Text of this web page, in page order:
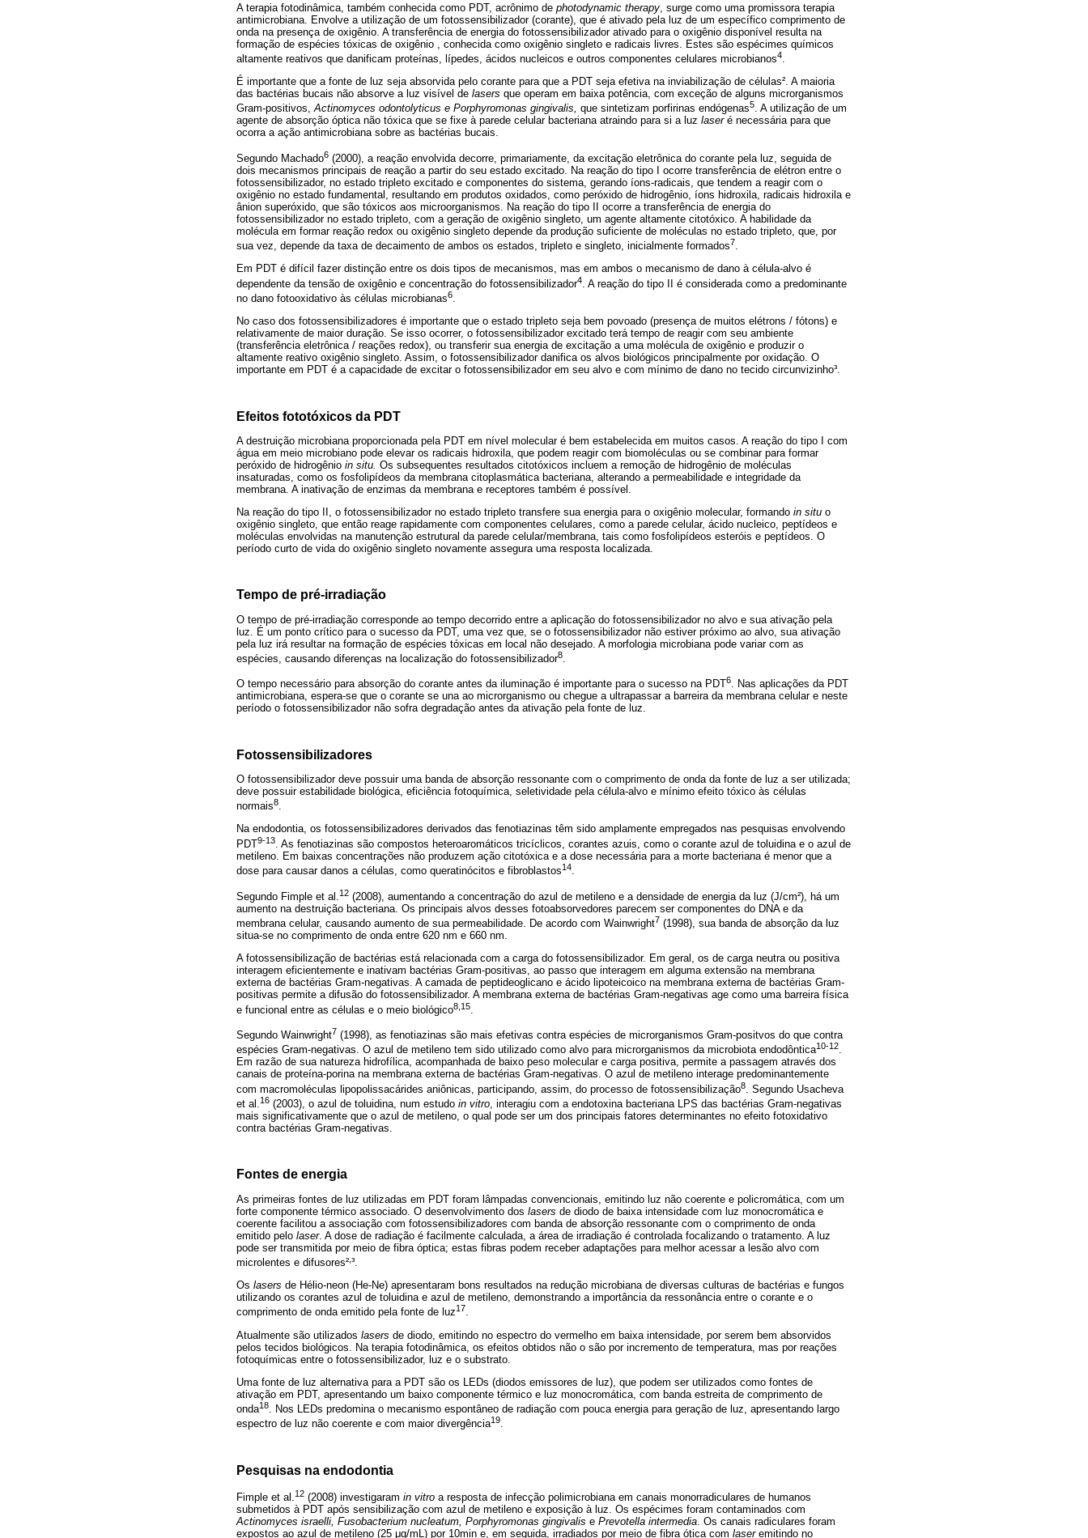
A terapia fotodinâmica, também conhecida como PDT, acrônimo de photodynamic therapy , surge como uma promissora terapia
antimicrobiana. Envolve a utilização de um fotossensibilizador (corante), que é ativado pela luz de um específico comprimento de
onda na presença de oxigênio. A transferência de energia do fotossensibilizador ativado para o oxigênio disponível resulta na
formação de espécies tóxicas de oxigênio , conhecida como oxigênio singleto e radicais livres. Estes são espécimes químicos
altamente reativos que danificam proteínas, lípedes, ácidos nucleicos e outros componentes celulares microbianos4
É importante que a fonte de luz seja absorvida pelo corante para que a PDT seja efetiva na inviabilização de células². A maioria
das bactérias bucais não absorve a luz visível de lasers que operam em baixa potência, com exceção de alguns microrganismos
Gram-positivos,Actinomyces odontolyticus e Porphyromonas gingivalis, que sintetizam porfirinas endógenas5. A utilização de um
agente de absorção óptica não tóxica que se fixe à parede celular bacteriana atraindo para si a luz laseré necessária para que
ocorra a ação antimicrobiana sobre as bactérias bucais.
Segundo Machado6 (2000), a reação envolvida decorre, primariamente, da excitação eletrônica do corante pela luz, seguida de
dois mecanismos principais de reação a partir do seu estado excitado. Na reação do tipo I ocorre transferência de elétron entre o
fotossensibilizador, no estado tripleto excitado e componentes do sistema, gerando íons-radicais, que tendem a reagir com o
oxigênio no estado fundamental, resultando em produtos oxidados, como peróxido de hidrogênio, íons hidroxila, radicais hidroxila e
ânion superóxido, que são tóxicos aos microorganismos. Na reação do tipo II ocorre a transferência de energia do
fotossensibilizador no estado tripleto, com a geração de oxigênio singleto, um agente altamente citotóxico. A habilidade da
molécula em formar reação redox ou oxigênio singleto depende da produção suficiente de moléculas no estado tripleto, que, por
sua vez, depende da taxa de decaimento de ambos os estados, tripleto e singleto, inicialmente formados7.
Em PDT é difícil fazer distinção entre os dois tipos de mecanismos, mas em ambos o mecanismo de dano à célula-alvo é
dependente da tensão de oxigênio e concentração do fotossensibilizador4 . A reação do tipo II é considerada como a predominante
no dano fotooxidativo às células microbianas6.
No caso dos fotossensibilizadores é importante que o estado tripleto seja bem povoado (presença de muitos elétrons / fótons) e
relativamente de maior duração. Se isso ocorrer, o fotossensibilizador excitado terá tempo de reagir com seu ambiente
(transferência eletrônica / reações redox), ou transferir sua energia de excitação a uma molécula de oxigênio e produzir o
altamente reativo oxigênio singleto. Assim, o fotossensibilizador danifica os alvos biológicos principalmente por oxidação. O
importante em PDT é a capacidade de excitar o fotossensibilizador em seu alvo e com mínimo de dano no tecido circunvizinho³.
Efeitos fototóxicos da PDT
A destruição microbiana proporcionada pela PDT em nível molecular é bem estabelecida em muitos casos. A reação do tipo I com
água em meio microbiano pode elevar os radicais hidroxila, que podem reagir com biomoléculas ou se combinar para formar
peróxido de hidrogênio in situ. Os subsequentes resultados citotóxicos incluem a remoção de hidrogênio de moléculas
insaturadas, como os fosfolipídeos da membrana citoplasmática bacteriana, alterando a permeabilidade e integridade da
membrana. A inativação de enzimas da membrana e receptores também é possível.
Na reação do tipo II, o fotossensibilizador no estado tripleto transfere sua energia para o oxigênio molecular, formando in situ o
oxigênio singleto, que então reage rapidamente com componentes celulares, como a parede celular, ácido nucleico, peptídeos e
moléculas envolvidas na manutenção estrutural da parede celular/membrana, tais como fosfolipídeos esteróis e peptídeos. O
período curto de vida do oxigênio singleto novamente assegura uma resposta localizada.
Tempo de pré-irradiação
O tempo de pré-irradiação corresponde ao tempo decorrido entre a aplicação do fotossensibilizador no alvo e sua ativação pela
luz. É um ponto crítico para o sucesso da PDT, uma vez que, se o fotossensibilizador não estiver próximo ao alvo, sua ativação
pela luz irá resultar na formação de espécies tóxicas em local não desejado. A morfologia microbiana pode variar com as
espécies, causando diferenças na localização do fotossensibilizador8
O tempo necessário para absorção do corante antes da iluminação é importante para o sucesso na PDT6. Nas aplicações da PDT
antimicrobiana, espera-se que o corante se una ao microrganismo ou chegue a ultrapassar a barreira da membrana celular e neste
período o fotossensibilizador não sofra degradação antes da ativação pela fonte de luz.
Fotossensibilizadores
O fotossensibilizador deve possuir uma banda de absorção ressonante com o comprimento de onda da fonte de luz a ser utilizada;
deve possuir estabilidade biológica, eficiência fotoquímica, seletividade pela célula-alvo e mínimo efeito tóxico às células
normais8.
Na endodontia, os fotossensibilizadores derivados das fenotiazinas têm sido amplamente empregados nas pesquisas envolvendo
PDT9-13 . As fenotiazinas são compostos heteroaromáticos tricíclicos, corantes azuis, como o corante azul de toluidina e o azul de
metileno. Em baixas concentrações não produzem ação citotóxica e a dose necessária para a morte bacteriana é menor que a
dose para causar danos a células, como queratinócitos e fibroblastos14.
Segundo Fimple et al. 12 (2008), aumentando a concentração do azul de metileno e a densidade de energia da luz (J/cm²), há um
aumento na destruição bacteriana. Os principais alvos desses fotoabsorvedores parecem ser componentes do DNA e da
membrana celular, causando aumento de sua permeabilidade. De acordo com Wainwright7 (1998), sua banda de absorção da luz
situa-se no comprimento de onda entre 620 nm e 660 nm.
A fotossensibilização de bactérias está relacionada com a carga do fotossensibilizador. Em geral, os de carga neutra ou positiva
interagem eficientemente e inativam bactérias Gram-positivas, ao passo que interagem em alguma extensão na membrana
externa de bactérias Gram-negativas. A camada de peptideoglicano e ácido lipoteicoico na membrana externa de bactérias Gram-
positivas permite a difusão do fotossensibilizador. A membrana externa de bactérias Gram-negativas age como uma barreira física
e funcional entre as células e o meio biológico8,15
Segundo Wainwright7 (1998), as fenotiazinas são mais efetivas contra espécies de microrganismos Gram-positvos do que contra
espécies Gram-negativas. O azul de metileno tem sido utilizado como alvo para microrganismos da microbiota endodôntica10-12.
Em razão de sua natureza hidrofílica, acompanhada de baixo peso molecular e carga positiva, permite a passagem através dos
canais de proteína-porina na membrana externa de bactérias Gram-negativas. O azul de metileno interage predominantemente
com macromoléculas lipopolissacárides aniônicas, participando, assim, do processo de fotossensibilização8
. Segundo Usacheva
et al.16 (2003), o azul de toluidina, num estudo in vitro, interagiu com a endotoxina bacteriana LPS das bactérias Gram-negativas
mais significativamente que o azul de metileno, o qual pode ser um dos principais fatores determinantes no efeito fotoxidativo
contra bactérias Gram-negativas.
Fontes de energia
As primeiras fontes de luz utilizadas em PDT foram lâmpadas convencionais, emitindo luz não coerente e policromática, com um
forte componente térmico associado. O desenvolvimento dos lasers de diodo de baixa intensidade com luz monocromática e
coerente facilitou a associação com fotossensibilizadores com banda de absorção ressonante com o comprimento de onda
emitido pelo laser. A dose de radiação é facilmente calculada, a área de irradiação é controlada focalizando o tratamento. A luz
pode ser transmitida por meio de fibra óptica; estas fibras podem receber adaptações para melhor acessar a lesão alvo com
microlentes e difusores² ³.
Os lasers de Hélio-neon (He-Ne) apresentaram bons resultados na redução microbiana de diversas culturas de bactérias e fungos
utilizando os corantes azul de toluidina e azul de metileno, demonstrando a importância da ressonância entre o corante e o
comprimento de onda emitido pela fonte de luz17.
Atualmente são utilizados lasers de diodo, emitindo no espectro do vermelho em baixa intensidade, por serem bem absorvidos
pelos tecidos biológicos. Na terapia fotodinâmica, os efeitos obtidos não o são por incremento de temperatura, mas por reações
fotoquímicas entre o fotossensibilizador, luz e o substrato.
Uma fonte de luz alternativa para a PDT são os LEDs (diodos emissores de luz), que podem ser utilizados como fontes de
ativação em PDT, apresentando um baixo componente térmico e luz monocromática, com banda estreita de comprimento de
onda18. Nos LEDs predomina o mecanismo espontâneo de radiação com pouca energia para geração de luz, apresentando largo
espectro de luz não coerente e com maior divergência19.
Pesquisas na endodontia
Fimple et al.12 (2008) investigaram in vitro a resposta de infecção polimicrobiana em canais monorradiculares de humanos
submetidos à PDT após sensibilização com azul de metileno e exposição à luz. Os espécimes foram contaminados com
Actinomyces israelli, Fusobacterium nucleatum, Porphyromonas gingivalis e Prevotella intermedia. Os canais radiculares foram
expostos ao azul de metileno (25 μg/mL) por 10min e, em seguida, irradiados por meio de fibra ótica com laseremitindo no